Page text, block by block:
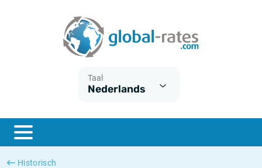
Taal
Nederlands
Historisch
ESTER
SONIA
Wat is CPI inflatie?
Wat is HICP inflatie?
Nederlandse inflatie - CPI
Amerikaanse inflatie - CPI
Euribor historie
SOFR historie
TONAR historie
Inflatiecalculator